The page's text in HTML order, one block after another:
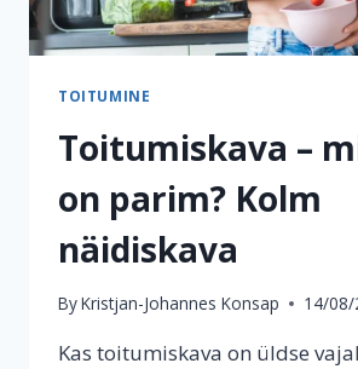
TOITUMINE
Toitumiskava –
on parim? Kolm
näidiskava
ByKristjan-Johannes Konsap 14/08/
Kas toitumiskava on üldse